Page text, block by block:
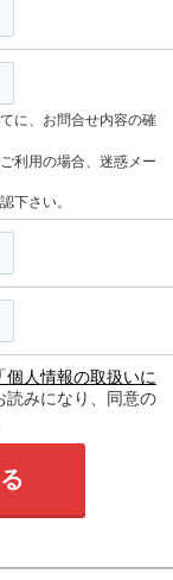
に、お問合せ内容の確
利用の場合、迷惑メー
下さい。
「個人情報の取扱いに
読みになり、同意の